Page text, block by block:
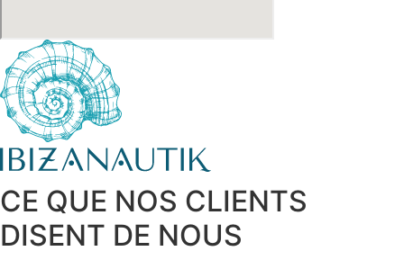
CE QUE NOS CLIENTS
DISENT DE NOUS